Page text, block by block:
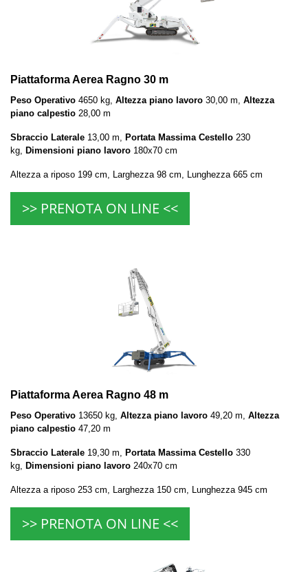
Piattaforma Aerea Ragno 30 m
Peso Operativo 4650 kg, Altezza piano lavoro 30,00 m, Altezza
piano calpestio 28,00 m
Sbraccio Laterale 13,00 m, Portata Massima Cestello 230
kg, Dimensioni piano lavoro 180x70 cm
Altezza a riposo 199 cm, Larghezza 98 cm, Lunghezza 665 cm
>> PRENOTA ON LINE <<
Piattaforma Aerea Ragno 48 m
Peso Operativo 13650 kg, Altezza piano lavoro 49,20 m, Altezza
piano calpestio 47,20 m
Sbraccio Laterale 19,30 m, Portata Massima Cestello 330
kg, Dimensioni piano lavoro 240x70 cm
Altezza a riposo 253 cm, Larghezza 150 cm, Lunghezza 945 cm
>> PRENOTA ON LINE <<